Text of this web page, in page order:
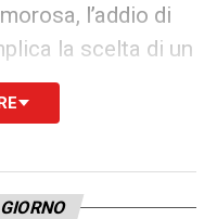
l’addio di
la scelta di un
starebbe
daLa Gazzetta
arrivo sarebbe